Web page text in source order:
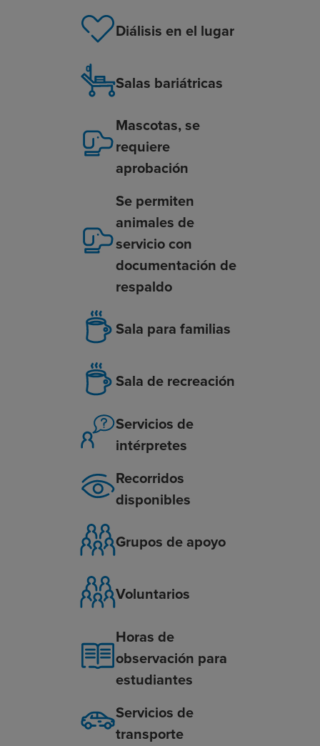
Diálisis en el lugar
Salas bariátricas
Mascotas, se
requiere
aprobación
Se permiten
animales de
servicio con
documentación de
respaldo
Sala para familias
Sala de recreación
Servicios de
intérpretes
Recorridos
disponibles
Grupos de apoyo
Voluntarios
Horas de
observación para
estudiantes
Servicios de
transporte